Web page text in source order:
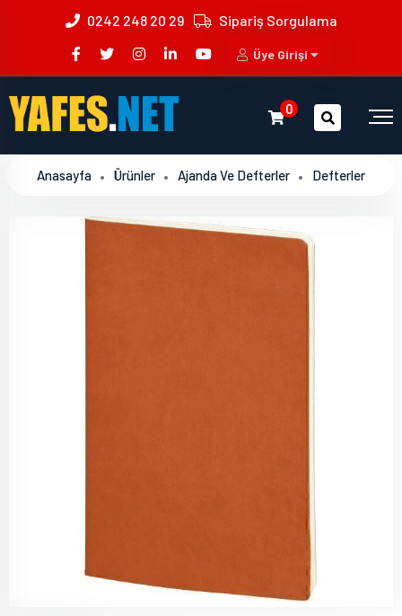
0242 248 20 29 Sipariş Sorgulama
Üye Girişi
0
Anasayfa Ürünler Ajanda Ve Defterler Defterler